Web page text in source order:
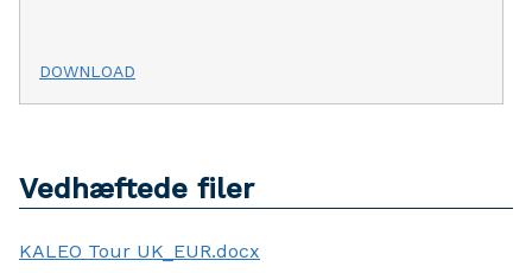
DOWNLOAD
Vedhæftede filer
KALEO Tour UK_EUR.docx